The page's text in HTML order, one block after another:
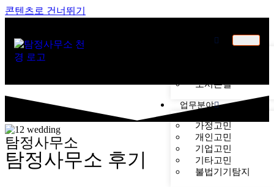
콘텐츠로 건너뛰기
오시는길
업무분야
가정고민
개인고민
기업고민
기타고민
불법기기탐지
탐정사무소
탐정사무소 후기